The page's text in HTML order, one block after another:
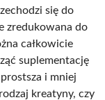
się do
zredukowana do
całkowicie
suplementację
i mniej
kreatyny, czy